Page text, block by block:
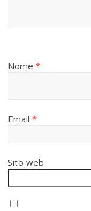
Nome*
Email*
Sito web